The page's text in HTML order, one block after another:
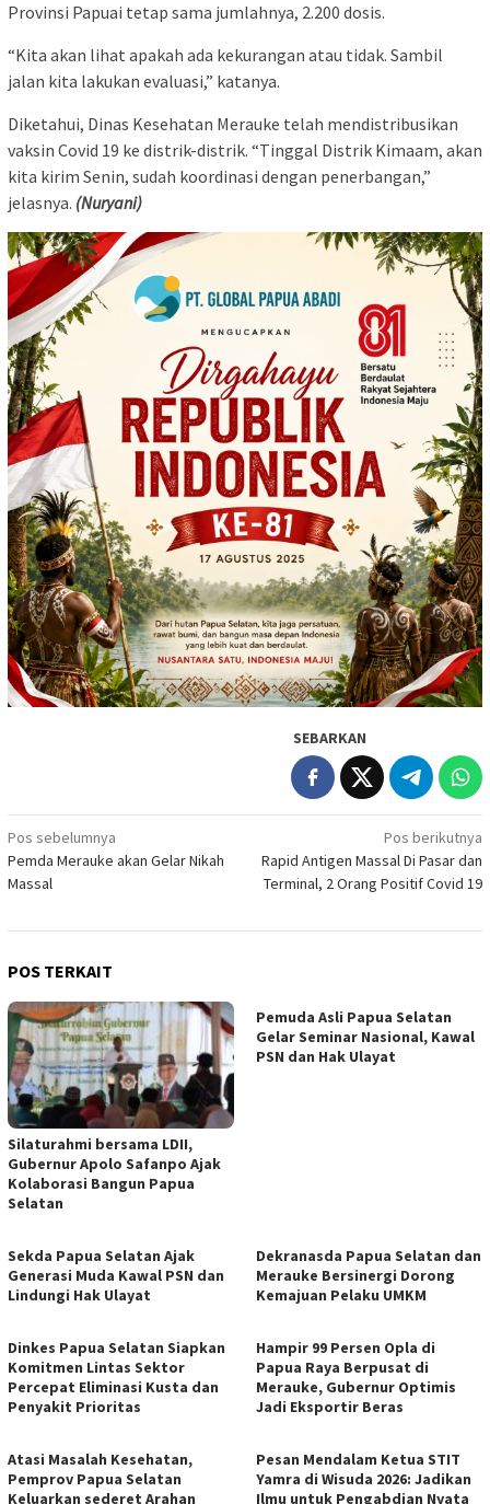
Provinsi Papuai tetap sama jumlahnya, 2.200 dosis.
“Kita akan lihat apakah ada kekurangan atau tidak. Sambil
jalan kita lakukan evaluasi,” katanya.
Diketahui, Dinas Kesehatan Merauke telah mendistribusikan
vaksin Covid 19 ke distrik-distrik. “Tinggal Distrik Kimaam, akan
kita kirim Senin, sudah koordinasi dengan penerbangan,”
jelasnya. (Nuryani)
SEBARKAN
Navigasi
pos
Pos sebelumnya
Pemda Merauke akan Gelar Nikah
Massal
Pos berikutnya
Rapid Antigen Massal Di Pasar dan
Terminal, 2 Orang Positif Covid 19
POS TERKAIT
Silaturahmi bersama LDII,
Gubernur Apolo Safanpo Ajak
Kolaborasi Bangun Papua
Selatan
Pemuda Asli Papua Selatan
Gelar Seminar Nasional, Kawal
PSN dan Hak Ulayat
Sekda Papua Selatan Ajak
Generasi Muda Kawal PSN dan
Lindungi Hak Ulayat
Dekranasda Papua Selatan dan
Merauke Bersinergi Dorong
Kemajuan Pelaku UMKM
Dinkes Papua Selatan Siapkan
Komitmen Lintas Sektor
Percepat Eliminasi Kusta dan
Penyakit Prioritas
Hampir 99 Persen Opla di
Papua Raya Berpusat di
Merauke, Gubernur Optimis
Jadi Eksportir Beras
Atasi Masalah Kesehatan,
Pemprov Papua Selatan
Keluarkan sederet Arahan
Pesan Mendalam Ketua STIT
Yamra di Wisuda 2026: Jadikan
Ilmu untuk Pengabdian Nyata